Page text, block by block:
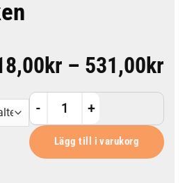
kr – 531,00kr
Skyddsbackar gummi till
Lägg till i varukorg